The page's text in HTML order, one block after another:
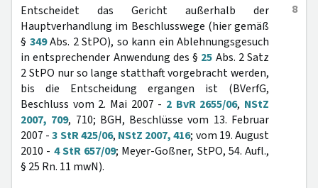
8
Entscheidet das Gericht außerhalb der
Hauptverhandlung im Beschlusswege (hier gemäß
§ 349Abs. 2 StPO), so kann ein Ablehnungsgesuch
in entsprechender Anwendung des § 25 Abs. 2 Satz
2 StPO nur so lange statthaft vorgebracht werden,
bis die Entscheidung ergangen ist (BVerfG,
Beschluss vom 2. Mai 2007 - 2 BvR 2655/06, NStZ
2007, 709, 710; BGH, Beschlüsse vom 13. Februar
2007 -3 StR 425/06, NStZ 2007, 416; vom 19. August
2010 - 4 StR 657/09; Meyer-Goßner, StPO, 54. Aufl.,
§ 25 Rn. 11 mwN).